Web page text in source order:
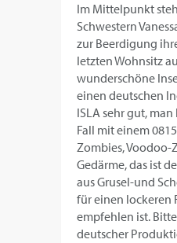
Im Mittelpunkt
Schwestern
zur Beerdigung
letzten Wohnsitz
wunderschöne
einen deutschen
ISLA sehr gut,
Fall mit einem
Zombies, Voodoo-
Gedärme, das ist
aus Grusel-und
für einen lockeren
empfehlen ist.
deutscher